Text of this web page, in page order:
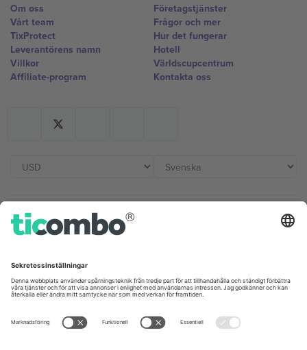
Om oss
Vårt team
TixProtect
Leverantörens namn
Villkor
Affiliate-program
Företagstjänster
Frågor och mer
Hur det fungerar
Hotell
Världscupcentrum
Kontakta oss
Kontor och support
Unter den Linden 24, 10117
Berlin, Germany
London, EC1V 1AW, United
Kingdom
United States
Switzerland